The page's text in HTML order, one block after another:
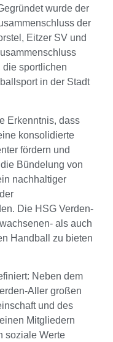
wurde der
der
Eitzer SV und
die sportlichen
in der Stadt
Erkenntnis, dass
konsolidierte
fördern und
Bündelung von
nachhaltiger
Die HSG Verden-
als auch
Handball zu bieten
Neben dem
Aller großen
und des
Mitgliedern
soziale Werte